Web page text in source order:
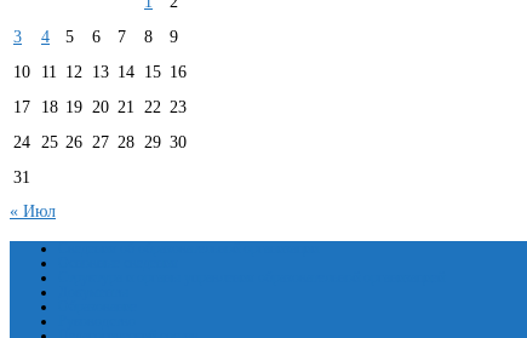
3
4 5 6 7 8
9
10
11 12 13 14 15 16
17
18 19 20 21 22 23
24 25 26 27 28 29 30
31
« Июл